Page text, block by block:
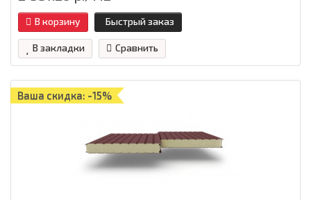
В корзину Быстрый заказ
В закладки Сравнить
Ваша скидка: -15%